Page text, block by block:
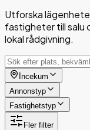
Utforska
fastigheter till salu
lokal rådgivning.
İncekum
Annonstyp
Fastighetstyp
Fler filter